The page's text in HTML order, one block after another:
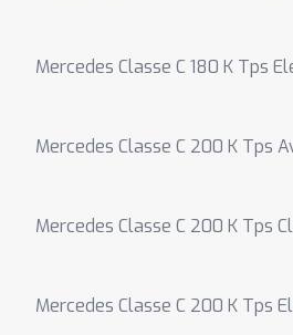
Mercedes Classe C 180 K Tps
Mercedes Classe C 200 K Tps
Mercedes Classe C 200 K Tps
Mercedes Classe C 200 K Tps